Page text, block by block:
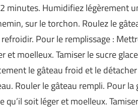
minutes. Humidifiez légèrement
sur le torchon. Roulez le
Pour le remplissage :
et moelleux. Tamiser le sucre
le gâteau froid et le
Rouler le gâteau rempli. Pour la
soit léger et moelleux.